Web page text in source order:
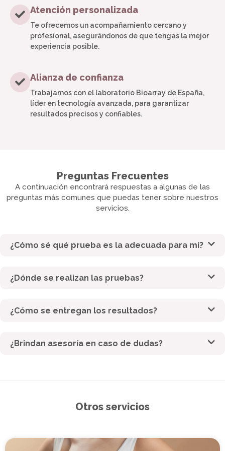
Atención personalizada
Te ofrecemos un acompañamiento cercano y
profesional, asegurándonos de que tengas la mejor
experiencia posible.
Alianza de confianza
Trabajamos con el laboratorio Bioarray de España,
líder en tecnología avanzada, para garantizar
resultados precisos y confiables.
Preguntas Frecuentes
A continuación encontrará respuestas a algunas de las
preguntas más comunes que puedas tener sobre nuestros
servicios.
¿Cómo sé qué prueba es la adecuada para mí?
¿Dónde se realizan las pruebas?
¿Cómo se entregan los resultados?
¿Brindan asesoría en caso de dudas?
Otros servicios